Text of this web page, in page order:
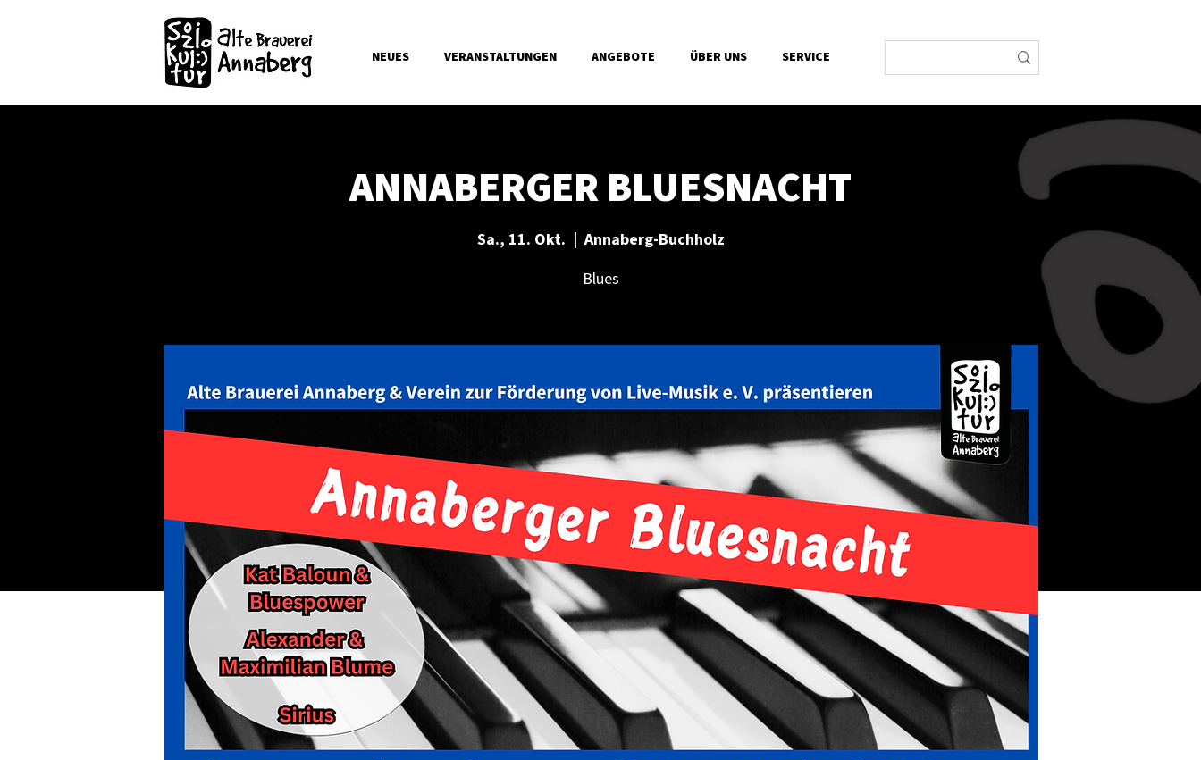
NEUES VERANSTALTUNGEN ANGEBOTE ÜBER UNS SERVICE
ANNABERGER BLUESNACHT
Sa., 11. Okt.
  |
Annaberg-Buchholz
Blues